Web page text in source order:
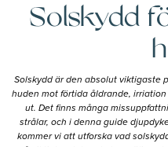
Solskydd
Solskydd är den absolut viktigaste
huden mot förtida åldrande,
ut. Det finns många
strålar, och i denna guide
kommer vi att utforska vad